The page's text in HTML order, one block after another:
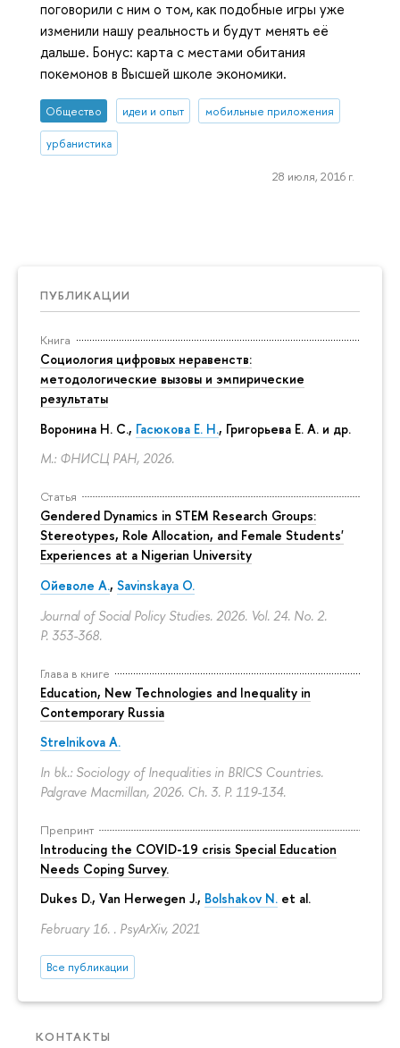
ПУБЛИКАЦИИ
Книга
Социология цифровых неравенств:
методологические вызовы и эмпирические
результаты
Воронина Н. С., Гасюкова Е. Н., Григорьева Е. А. и др.
М.: ФНИСЦ РАН, 2026.
Статья
Gendered Dynamics in STEM Research Groups:
Stereotypes, Role Allocation, and Female Students'
Experiences at a Nigerian University
Ойеволе А., Savinskaya O.
Journal of Social Policy Studies. 2026. Vol. 24. No. 2.
P. 353-368.
Глава в книге
Education, New Technologies and Inequality in
Contemporary Russia
Strelnikova A.
In bk.: Sociology of Inequalities in BRICS Countries.
Palgrave Macmillan, 2026. Ch. 3. P. 119-134.
Препринт
Introducing the COVID-19 crisis Special Education
Needs Coping Survey.
Dukes D., Van Herwegen J., Bolshakov N. et al.
February 16. . PsyArXiv, 2021
Все публикации
КОНТАКТЫ
поговорили с ним о том, как подобные игры уже
изменили нашу реальность и будут менять её
дальше. Бонус: карта с местами обитания
покемонов в Высшей школе экономики.
Общество идеи и опыт мобильные приложения
урбанистика
28 июля, 2016 г.